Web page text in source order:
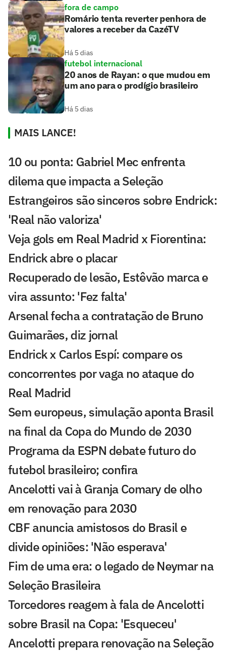
fora de campo
Romário tenta reverter penhora de
valores a receber da CazéTV
Há 5 dias
futebol internacional
20 anos de Rayan: o que mudou em
um ano para o prodígio brasileiro
Há 5 dias
MAIS LANCE!
10 ou ponta: Gabriel Mec enfrenta
dilema que impacta a Seleção
Estrangeiros são sinceros sobre Endrick:
'Real não valoriza'
Veja gols em Real Madrid x Fiorentina:
Endrick abre o placar
Recuperado de lesão, Estêvão marca e
vira assunto: 'Fez falta'
Arsenal fecha a contratação de Bruno
Guimarães, diz jornal
Endrick x Carlos Espí: compare os
concorrentes por vaga no ataque do
Real Madrid
Sem europeus, simulação aponta Brasil
na final da Copa do Mundo de 2030
Programa da ESPN debate futuro do
futebol brasileiro; confira
Ancelotti vai à Granja Comary de olho
em renovação para 2030
CBF anuncia amistosos do Brasil e
divide opiniões: 'Não esperava'
Fim de uma era: o legado de Neymar na
Seleção Brasileira
Torcedores reagem à fala de Ancelotti
sobre Brasil na Copa: 'Esqueceu'
Ancelotti prepara renovação na Seleção